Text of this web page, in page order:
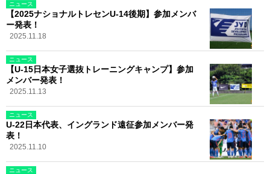
ニュース
【2025ナショナルトレセンU-14後期】参加メンバ
ー発表！
2025.11.18
ニュース
【U-15日本女子選抜トレーニングキャンプ】参加
メンバー発表！
2025.11.13
ニュース
U-22日本代表、イングランド遠征参加メンバー発
表！
2025.11.10
ニュース